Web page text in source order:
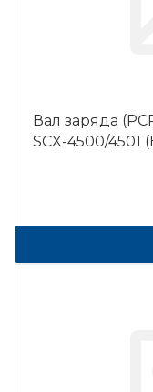
Вал заряда
SCX-4500/